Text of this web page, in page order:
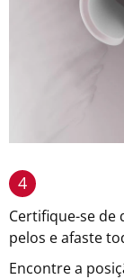
4
Certifique-se de
pelos e afaste
Encontre a